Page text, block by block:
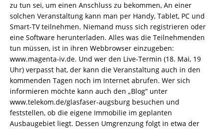
zu tun sei, um einen Anschluss zu bekommen, An einer
solchen Veranstaltung kann man per Handy, Tablet, PC und
Smart-TV teilnehmen. Niemand muss sich registrieren oder
eine Software herunterladen. Alles was die Teilnehmenden
tun müssen, ist in ihren Webbrowser einzugeben:
www.magenta-iv.de. Und wer den Live-Termin (18. Mai, 19
Uhr) verpasst hat, der kann die Veranstaltung auch in den
kommenden Tagen noch im Internet abrufen. Wer sich
informieren möchte kann auch den „Blog“ unter
www.telekom.de/glasfaser-augsburg besuchen und
feststellen, ob die eigene Immobilie im geplanten
Ausbaugebiet liegt. Dessen Umgrenzung folgt in etwa der